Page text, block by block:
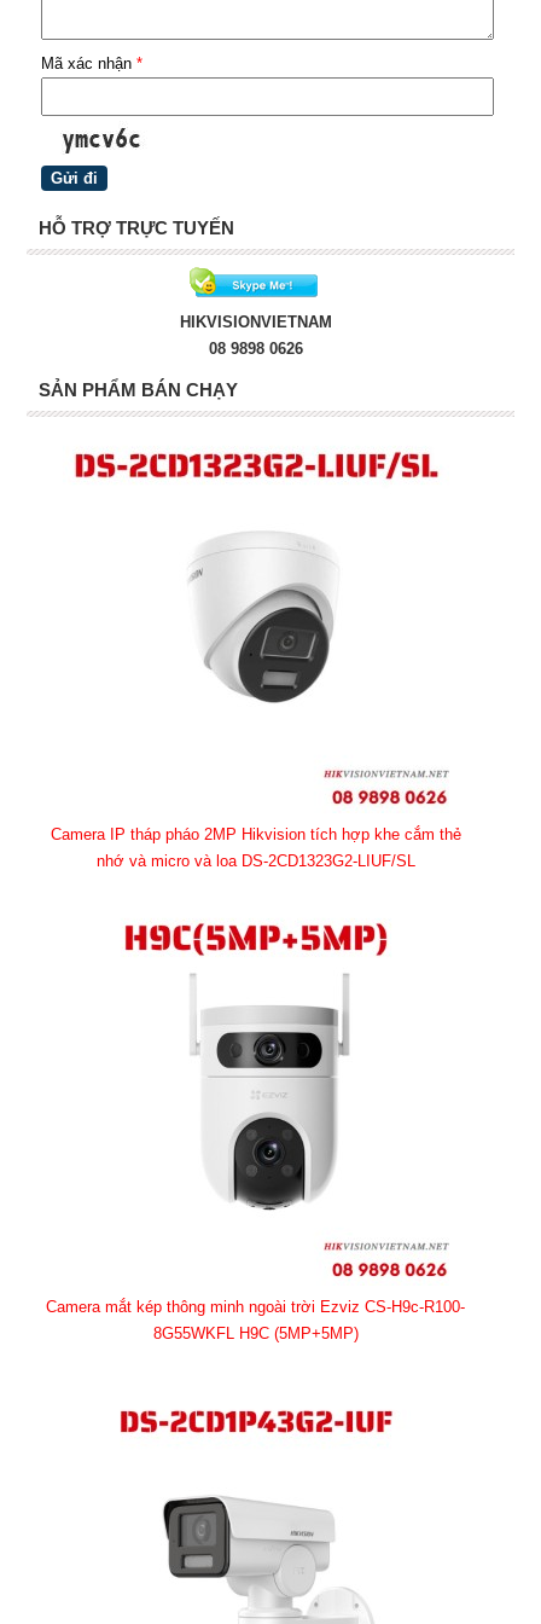
Mã xác nhận *
HỖ TRỢ TRỰC TUYẾN
HIKVISIONVIETNAM
08 9898 0626
SẢN PHẨM BÁN CHẠY
Camera IP tháp pháo 2MP Hikvision tích hợp khe cắm thẻ
nhớ và micro và loa DS-2CD1323G2-LIUF/SL
Camera mắt kép thông minh ngoài trời Ezviz CS-H9c-R100-
8G55WKFL H9C (5MP+5MP)